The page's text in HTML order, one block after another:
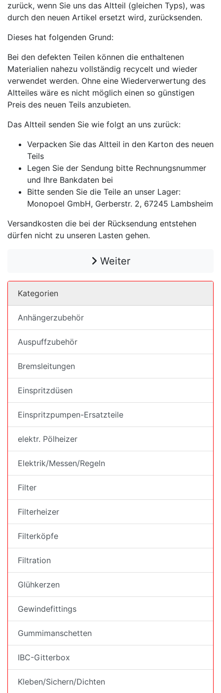
zurück, wenn Sie uns das Altteil (gleichen Typs), was
durch den neuen Artikel ersetzt wird, zurücksenden.
Dieses hat folgenden Grund:
Bei den defekten Teilen können die enthaltenen
Materialien nahezu vollständig recycelt und wieder
verwendet werden. Ohne eine Wiederverwertung des
Altteiles wäre es nicht möglich einen so günstigen
Preis des neuen Teils anzubieten.
Das Altteil senden Sie wie folgt an uns zurück:
Verpacken Sie das Altteil in den Karton des neuen
Teils
Legen Sie der Sendung bitte Rechnungsnummer
und Ihre Bankdaten bei
Bitte senden Sie die Teile an unser Lager:
Monopoel GmbH, Gerberstr. 2, 67245 Lambsheim
Versandkosten die bei der Rücksendung entstehen
dürfen nicht zu unseren Lasten gehen.
Weiter
Kategorien
Anhängerzubehör
Auspuffzubehör
Bremsleitungen
Einspritzdüsen
Einspritzpumpen-Ersatzteile
elektr. Pölheizer
Elektrik/Messen/Regeln
Filter
Filterheizer
Filterköpfe
Filtration
Glühkerzen
Gewindefittings
Gummimanschetten
IBC-Gitterbox
Kleben/Sichern/Dichten